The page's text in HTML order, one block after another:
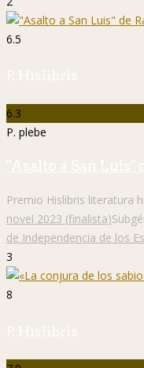
6.5
P. Hislibris
6.3
P. plebe
"Asalto a San Luis"
Premio Hislibris literatura
novel 2023 (finalista)
de Independencia de los
3
8
P. Hislibris